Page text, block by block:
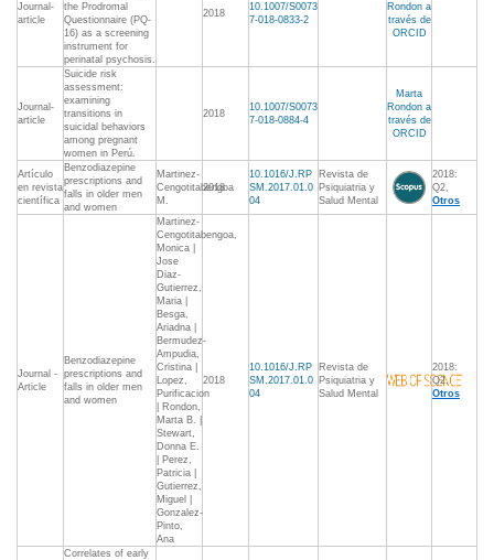
Journal-
article
the Prodromal
Questionnaire (PQ-
16) as a screening
instrument for
perinatal psychosis.
2018
10.1007/S0073
7-018-0833-2
Rondon a
través de
ORCID
Journal-
article
Suicide risk
assessment:
examining
transitions in
suicidal behaviors
among pregnant
women in Perú.
2018
10.1007/S0073
7-018-0884-4
Marta
Rondon a
través de
ORCID
Artículo
en revista
científica
Benzodiazepine
prescriptions and
falls in older men
and women
Martinez-
Cengotitabengoa
M.
2018
10.1016/J.RP
SM.2017.01.0
04
Revista de
Psiquiatria y
Salud Mental
2018:
Q2,
Otros
Journal -
Article
Benzodiazepine
prescriptions and
falls in older men
and women
Martinez-
Cengotitabengoa,
Monica |
Jose
Diaz-
Gutierrez,
Maria |
Besga,
Ariadna |
Bermudez-
Ampudia,
Cristina |
Lopez,
Purificacion
| Rondon,
Marta B. |
Stewart,
Donna E.
| Perez,
Patricia |
Gutierrez,
Miguel |
Gonzalez-
Pinto,
Ana
2018
10.1016/J.RP
SM.2017.01.0
04
Revista de
Psiquiatria y
Salud Mental
2018:
Q2,
Otros
Correlates of early